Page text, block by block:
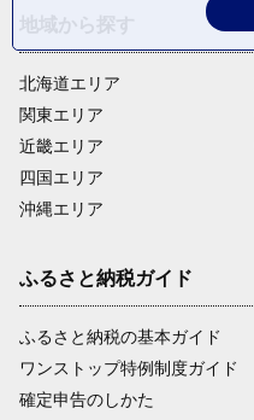
北海道エリア
関東エリア
近畿エリア
四国エリア
沖縄エリア
ふるさと納税ガイド
ふるさと納税の基本ガイド
ワンストップ特例制度ガイド
確定申告のしかた